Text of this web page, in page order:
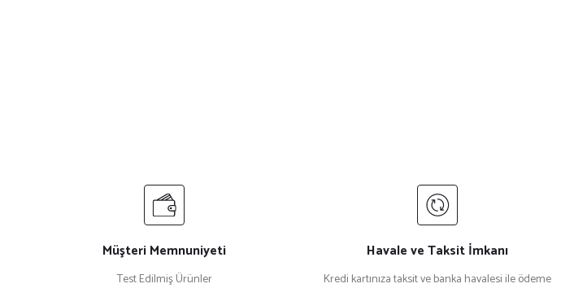
Müşteri Memnuniyeti
Test Edilmiş Ürünler
Havale ve Taksit İmkanı
Kredi kartınıza taksit ve banka havalesi ile ödeme